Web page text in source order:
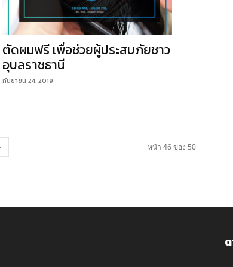
ตัดผมฟรี เพื่อช่วยผู้ประสบภัยชาว
อุบลราชธานี
กันยายน 24, 2019
หน้า 46 ของ 50